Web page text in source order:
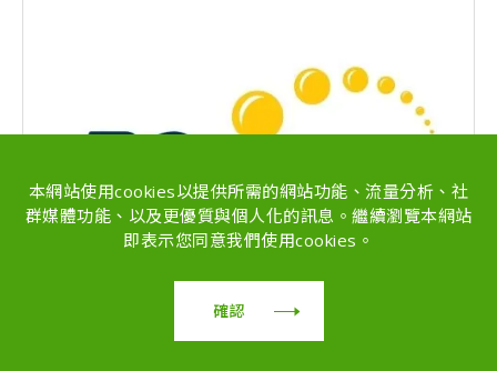
本網站使用cookies以提供所需的網站功能、流量分析、社
群媒體功能、以及更優質與個人化的訊息。繼續瀏覽本網站
即表示您同意我們使用cookies。
確認